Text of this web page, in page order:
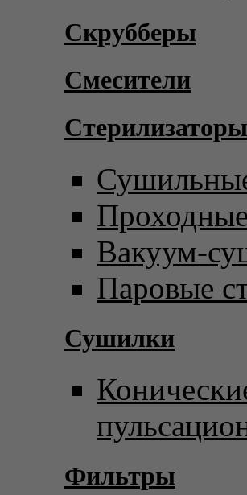
Скрубберы
Смесители
Стерилизаторы
Вакуум-
Паровые
Сушилки
Фильтры